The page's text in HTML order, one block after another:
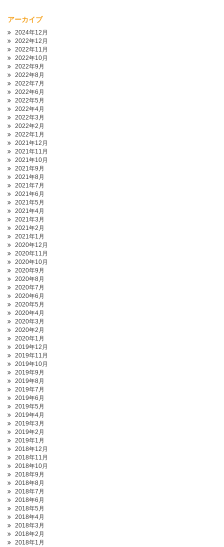
アーカイブ
2024年12月
2022年12月
2022年11月
2022年10月
2022年9月
2022年8月
2022年7月
2022年6月
2022年5月
2022年4月
2022年3月
2022年2月
2022年1月
2021年12月
2021年11月
2021年10月
2021年9月
2021年8月
2021年7月
2021年6月
2021年5月
2021年4月
2021年3月
2021年2月
2021年1月
2020年12月
2020年11月
2020年10月
2020年9月
2020年8月
2020年7月
2020年6月
2020年5月
2020年4月
2020年3月
2020年2月
2020年1月
2019年12月
2019年11月
2019年10月
2019年9月
2019年8月
2019年7月
2019年6月
2019年5月
2019年4月
2019年3月
2019年2月
2019年1月
2018年12月
2018年11月
2018年10月
2018年9月
2018年8月
2018年7月
2018年6月
2018年5月
2018年4月
2018年3月
2018年2月
2018年1月